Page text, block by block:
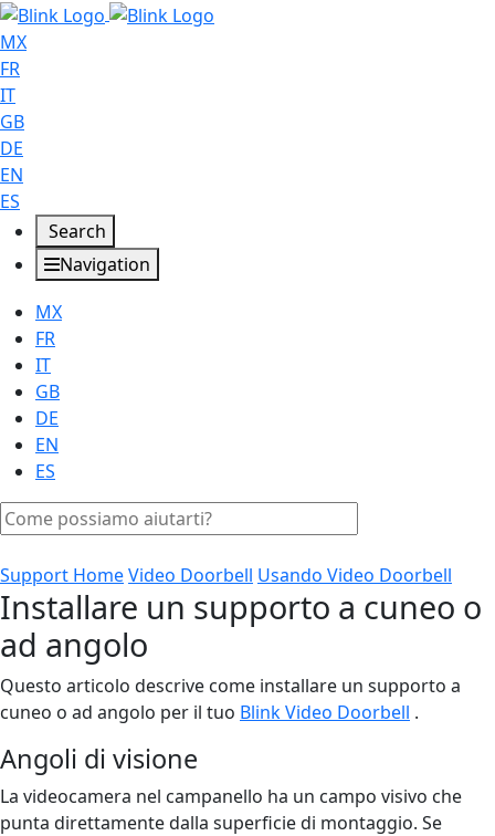
MX
FR
IT
GB
DE
EN
ES
Search
Navigation
MX
FR
IT
GB
DE
EN
ES
Support HomeVideo Doorbell Usando Video Doorbell
Installare un supporto a cuneo o
ad angolo
Questo articolo descrive come installare un supporto a
cuneo o ad angolo per il tuo Blink Video Doorbell .
Angoli di visione
La videocamera nel campanello ha un campo visivo che
punta direttamente dalla superficie di montaggio. Se